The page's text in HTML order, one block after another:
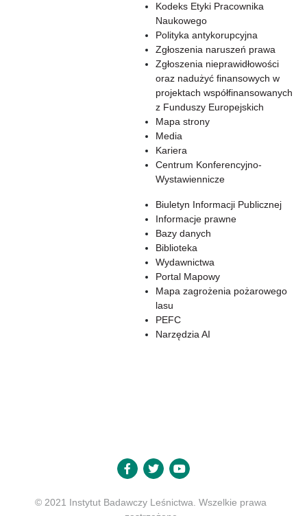
Kodeks Etyki Pracownika
Naukowego
Polityka antykorupcyjna
Zgłoszenia naruszeń prawa
Zgłoszenia nieprawidłowości
oraz nadużyć finansowych w
projektach współfinansowanych
z Funduszy Europejskich
Mapa strony
Media
Kariera
Centrum Konferencyjno-
Wystawiennicze
Biuletyn Informacji Publicznej
Informacje prawne
Bazy danych
Biblioteka
Wydawnictwa
Portal Mapowy
Mapa zagrożenia pożarowego
lasu
PEFC
Narzędzia AI
© 2021 Instytut Badawczy Leśnictwa. Wszelkie prawa